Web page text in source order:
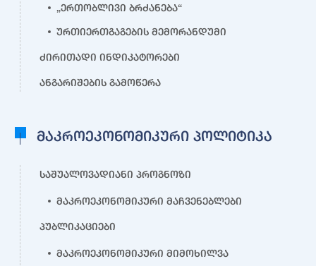
„ერთობლივი ბრძანება“
ურთიერთგაგების მემორანდუმი
ძირითადი ინდიკატორები
ანგარიშების გამოწერა
მაკროეკონომიკური პოლიტიკა
საშუალოვადიანი პროგნოზი
მაკროეკონომიკური მაჩვენებლები
პუბლიკაციები
მაკროეკონომიკური მიმოხილვა